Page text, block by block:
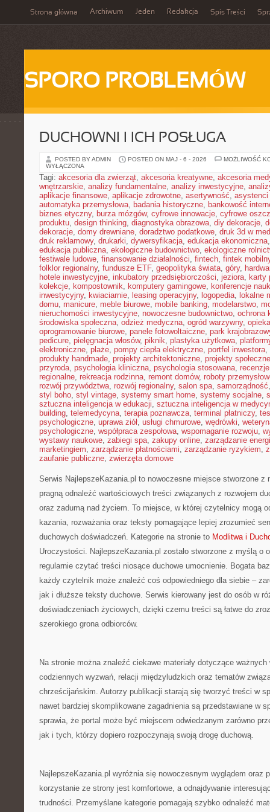
Strona główna Archiwum Jeden Redakcja Spis Treści
SPORO PROBLEMÓW
DUCHOWNI I ICH POSŁUGA
POSTED BY ADMIN POSTED ON MAJ - 6 - 2026
MOŻLIWOŚĆ
WYŁĄCZONA
Tagi: akcesoria dla zwierząt, akcesoria kreatywne, akcesoria
wnętrzarskie, analizy fundamentalne, analizy inwestycyjne,
aplikacje finansowe, aplikacje zdrowotne, asertywność, asystenci
automatyka przemysłowa, badania historyczne, bankowość
biznes etyczny, burza mózgów, cyfrowe innowacje, cyfrowe
produktu, design thinking, diagnostyka obrazowa, diy dekoracje,
dekoracje, domy drewniane, doradztwo podatkowe, druk 3d w
druk reklamowy, drukarki, dywersyfikacja, edukacja ekonomiczna
edukacja publiczna, ekologiczne budownictwo, ekologiczne
festiwale ludowe, finansowanie działalności, fintech, fintek
folklor regionalny, fundusze ETF, geopolityka świata, góry,
hotele inwestycyjne, inkubatory przedsiębiorczości, jeziora, karty
kolekcje, kompostownik, komputery gamingowe, konferencje
inwestycyjny, kwiaciarnie, leasing operacyjny, logopedia, lokalne
domu, manicure, meble biurowe, mobile banking, modelarstwo,
nieruchomości inwestycyjne, nowoczesne budownictwo, ochrona
środowiska społeczna, odzież medyczna, ogród warzywny,
oprogramowanie biurowe, panele fotowoltaiczne, park
pedicure, pielęgnacja włosów, piknik, plastyka użytkowa,
elektroniczne, plaże, pompy ciepła elektryczne, portfel inwestora,
produkty handmade, projekty architektoniczne, projekty społeczne
przyroda, psychologia kliniczna, psychologia stosowana,
regionalne, rekreacja rodzinna, remont domów, roboty
rozwój przywództwa, rozwój regionalny, salon spa, samorządność
styl boho, styl vintage, systemy smart home, systemy socjalne,
sztuczna inteligencja w edukacji, sztuczna inteligencja w
building, telemedycyna, terapia poznawcza, terminal płatniczy,
psychologiczne, uprawa ziół, usługi chmurowe, wędrówki,
psychologiczne, współpraca zespołowa, wspomaganie rozwoju,
wystawy naukowe, zabiegi spa, zakupy online, zarządzanie
marketingiem, zarządzanie płatnościami, zarządzanie ryzykiem,
zaufanie publiczne, zwierzęta domowe
Serwis NajlepszeKazania.pl to nowoczesne miejsce stworzone z
pragną odnaleźć wartościowych treści związanych z rozwojem
oraz zadumą nad życiem. To miejsce, w której czytelnicy mogą
kazania, rozważania oraz teksty pomagające lepiej zrozumieć
duchowych doświadczeń. Kategorie na stronie to Modlitwa i
Uroczystości. NajlepszeKazania.pl zostało stworzone z myślą o
regularnie czytać treści niosące duchowe umocnienie. Bogata
każdy czytelnik może znaleźć coś odpowiedniego dla siebie –
jak i dłuższe teksty duchowe. Serwis kierowany jest do osób w
doświadczeniach życiowych, dzięki czemu treści są łatwe do
szerokiego grona odbiorców.
Na stronie można znaleźć ciekawe materiały dotyczące
codziennych wyzwań, relacji międzyludzkich oraz tematów
chrześcijańskim. Autorzy publikacji starają się tworzyć treści w
nawet bardziej skomplikowane zagadnienia są przedstawiane w
sprawia, że portal może być miejscem odwiedzanym zarówno
jak i tych, którzy dopiero rozpoczynają swoją drogę duchową.
NajlepszeKazania.pl wyróżnia się nowoczesnym wyglądem oraz
korzystanie ze strony jest komfortowe, a odnajdywanie
trudności. Przemyślane kategorie pomagają szybko odnaleźć